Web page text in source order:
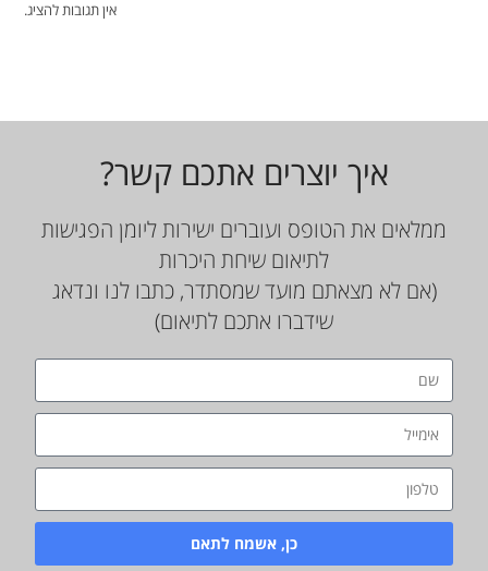
אין תגובות להציג.
איך יוצרים אתכם קשר?
ממלאים את הטופס ועוברים ישירות ליומן הפגישות
לתיאום שיחת היכרות
(אם לא מצאתם מועד שמסתדר, כתבו לנו ונדאג
שידברו אתכם לתיאום)
כן, אשמח לתאם